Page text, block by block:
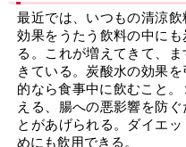
最近では、いつもの清涼
効果をうたう飲料の中に
る。これが増えてきて、
きている。炭酸水の効果
的なら食事中に飲むこと
える、腸への悪影響を防
とがあげられる。ダイエ
めにも飲用できる。